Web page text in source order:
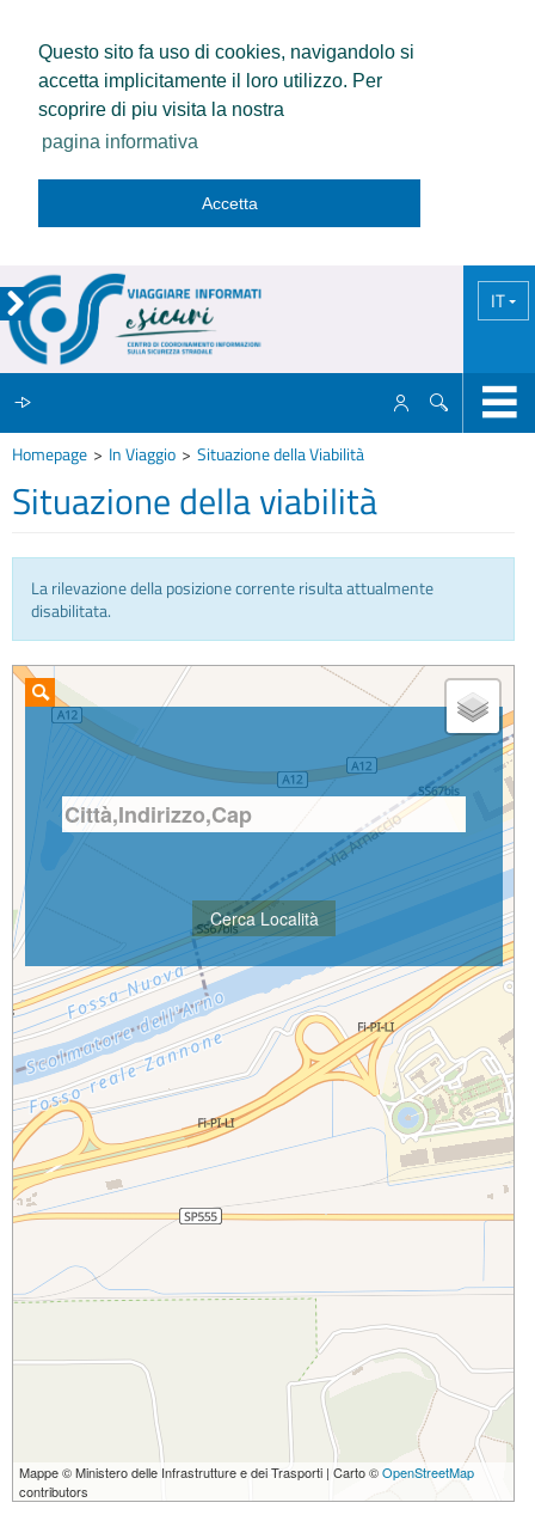
Questo sito fa uso di cookies, navigandolo si
accetta implicitamente il loro utilizzo. Per
scoprire di piu visita la nostra
pagina informativa
Accetta
IT
IL CCISS
INFO E MEDIA
IN VIAGGIO
Homepage In Viaggio Situazione della Viabilità
Situazione della viabilità
La rilevazione della posizione corrente risulta attualmente
disabilitata.
Mappe © Ministero delle Infrastrutture e dei Trasporti | Carto ©OpenStreetMap
contributors